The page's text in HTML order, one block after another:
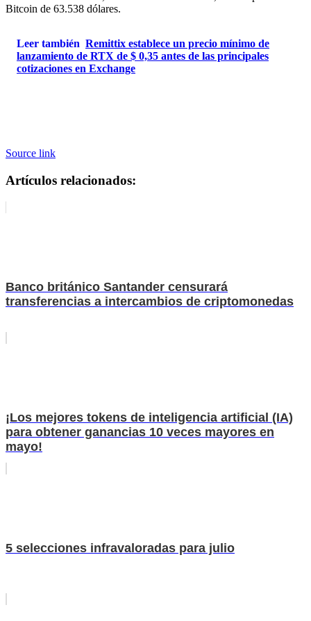
Bitcoin de 63.538 dólares.
Leer también Remittix establece un precio mínimo de
lanzamiento de RTX de $ 0,35 antes de las principales
cotizaciones en Exchange
Source link
Artículos relacionados:
Banco británico Santander censurará
transferencias a intercambios de criptomonedas
¡Los mejores tokens de inteligencia artificial (IA)
para obtener ganancias 10 veces mayores en
mayo!
5 selecciones infravaloradas para julio